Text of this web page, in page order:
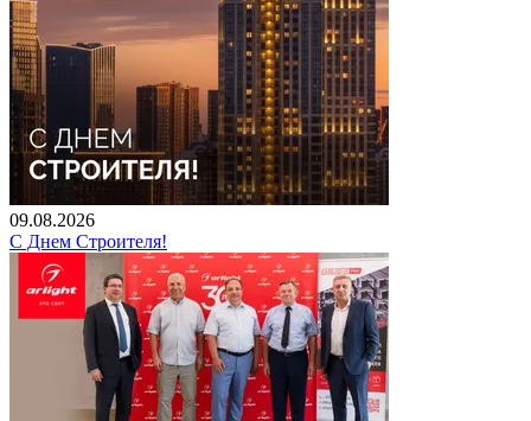
09.08.2026
С Днем Строителя!